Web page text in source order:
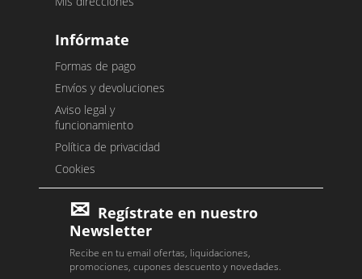
Infórmate
Formas de pago
Envíos y devoluciones
Aviso legal y
funcionamiento
Política de privacidad
Cookies
Regístrate en nuestro
Newsletter
Recibe en tu email ofertas, liquidaciones,
promociones, cupones descuento y novedades.